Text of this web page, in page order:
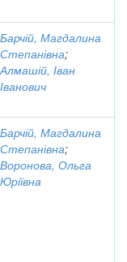
Барчій, Магдалина
Степанівна;
Алмашій, Іван
Іванович
Барчій, Магдалина
Степанівна;
Воронова, Ольга
Юріївна